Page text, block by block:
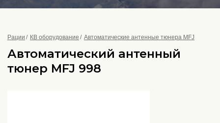
Рации КВ оборудование Автоматические антенные тюнера MFJ
Автоматический антенный
тюнер MFJ 998